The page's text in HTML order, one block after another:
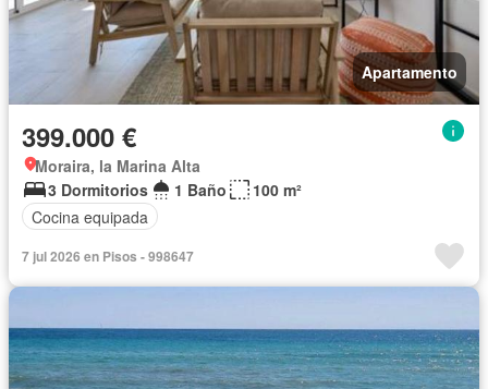
Apartamento
399.000 €
Moraira, la Marina Alta
3 Dormitorios
1 Baño
100 m²
Cocina equipada
7 jul 2026 en Pisos - 998647